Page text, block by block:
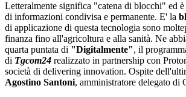
Letteralmente significa "catena di blocchi" ed è
di informazioni condivisa e permanente. E' la
di applicazione di questa tecnologia sono
finanza fino all'agricoltura e alla sanità. Ne
quarta puntata di "Digitalmente", il
di Tgcom24 realizzato in partnership con
società di delivering innovation. Ospite
Agostino Santoni, amministratore delegato di